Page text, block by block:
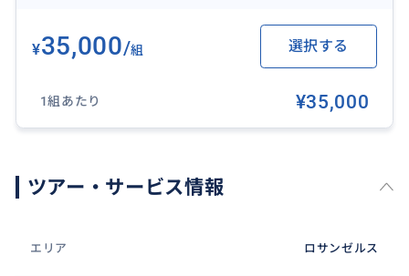
訪れてご自分の目で確認して頂き、少しでも悔いのな
い学校選びをする為のお手伝いをします。
アメリカの大学は基本いつでも誰でも入って見ること
ができるので、自由に自分のペースで見ることができ
さらにフリーで進学希望者への学校説明会の在校生に
よるガイドツアーもしています。
またアメリカの大学は、規模が日本より遥かに大き
¥35,000/組 選択する
1組あたり ¥35,000
ツアー・サービス情報
エリア ロサンゼルス